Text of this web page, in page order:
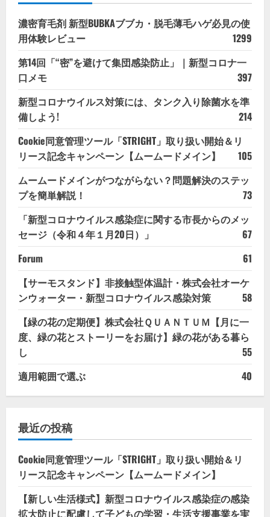
濃密育毛剤 新型BUBKAブブカ・脱毛薄毛ハゲ必見の使
用体験レビュー
1299
第14回「“密”を避けて集団感染防止」｜新型コロナ一
口メモ
397
新型コロナウイルス対策には、タンク入り除菌水を準
備しよう!
214
Cookie同意管理ツール「STRIGHT」取り扱い開始＆リ
リース記念キャンペーン【ムームードメイン】
105
ムームードメインがつながらない？問題解決のステッ
プを簡単解説！
73
「新型コロナウイルス感染症に関する市長からのメッ
セージ（令和４年１月20日）」
67
Forum
61
【サーモスタンド】非接触型体温計・株式会社オーケ
ンウォーター・新型コロナウイルス感染対策
58
【緑の花の定期便】株式会社ＱＵＡＮＴＵＭ【月に一
度、緑の花とストーリーをお届け】緑の花がある暮ら
し
55
適用範囲で選ぶ
40
最近の投稿
Cookie同意管理ツール「STRIGHT」取り扱い開始＆リ
リース記念キャンペーン【ムームードメイン】
【新しい生活様式】新型コロナウイルス感染症の感染
拡大防止に配慮して子どもの学習・生活支援事業を実